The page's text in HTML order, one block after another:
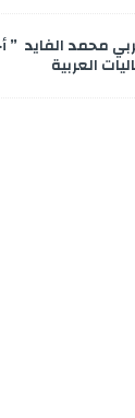
محمد الفايد ”
العربية